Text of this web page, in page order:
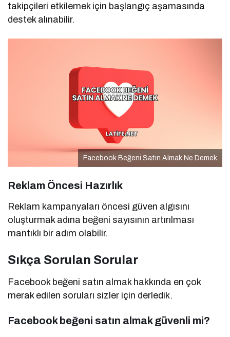
takipçileri etkilemek için başlangıç aşamasında
destek alınabilir.
Facebook Beğeni Satın Almak Ne Demek
Reklam Öncesi Hazırlık
Reklam kampanyaları öncesi güven algısını
oluşturmak adına beğeni sayısının artırılması
mantıklı bir adım olabilir.
Sıkça Sorulan Sorular
Facebook beğeni satın almak hakkında en çok
merak edilen soruları sizler için derledik.
Facebook beğeni satın almak güvenli mi?